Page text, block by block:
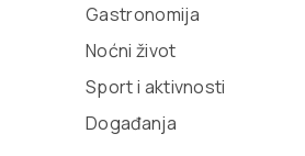
Gastronomija
Noćni život
Sport i aktivnosti
Događanja